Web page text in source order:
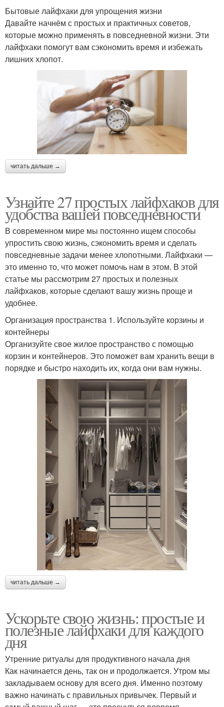
Бытовые лайфхаки для упрощения жизни
Давайте начнём с простых и практичных советов,
которые можно применять в повседневной жизни. Эти
лайфхаки помогут вам сэкономить время и избежать
лишних хлопот.
читать дальше →
Узнайте 27 простых лайфхаков для
удобства вашей повседневности
В современном мире мы постоянно ищем способы
упростить свою жизнь, сэкономить время и сделать
повседневные задачи менее хлопотными. Лайфхаки —
это именно то, что может помочь нам в этом. В этой
статье мы рассмотрим 27 простых и полезных
лайфхаков, которые сделают вашу жизнь проще и
удобнее.
Организация пространства 1. Используйте корзины и
контейнеры
Организуйте свое жилое пространство с помощью
корзин и контейнеров. Это поможет вам хранить вещи в
порядке и быстро находить их, когда они вам нужны.
читать дальше →
Ускорьте свою жизнь: простые и
полезные лайфхаки для каждого
дня
Утренние ритуалы для продуктивного начала дня
Как начинается день, так он и продолжается. Утром мы
закладываем основу для всего дня. Именно поэтому
важно начинать с правильных привычек. Первый и